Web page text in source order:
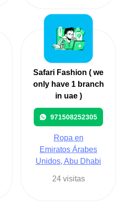
Safari Fashion ( we
only have 1 branch
in uae )
971508252305
Ropa en
Emiratos Árabes
Unidos, Abu Dhabi
24 visitas